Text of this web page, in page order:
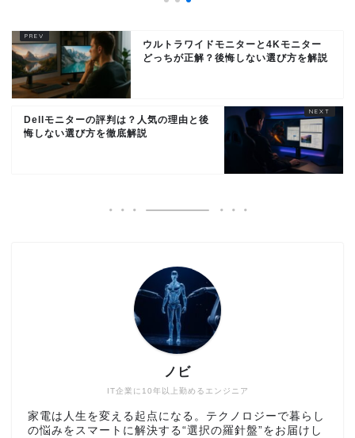
ウルトラワイドモニターと4Kモニター
どっちが正解？後悔しない選び方を解説
Dellモニターの評判は？人気の理由と後
悔しない選び方を徹底解説
IT企業に10年以上勤めるエンジニア
ノビ
家電は人生を変える起点になる。テクノロジーで暮らし
の悩みをスマートに解決する“選択の羅針盤”をお届けし